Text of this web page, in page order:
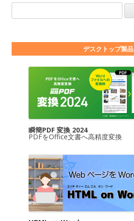
デスクトップ製品
瞬簡PDF 変換 2024
PDFをOffice文書へ高精度変換